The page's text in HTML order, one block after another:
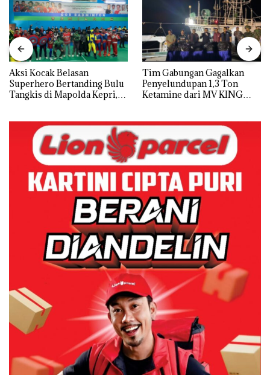
Aksi Kocak Belasan
Superhero Bertanding Bulu
Tangkis di Mapolda Kepri,
Tim Gabungan Gagalkan
Penyelundupan 1,3 Ton
Ketamine dari MV KING